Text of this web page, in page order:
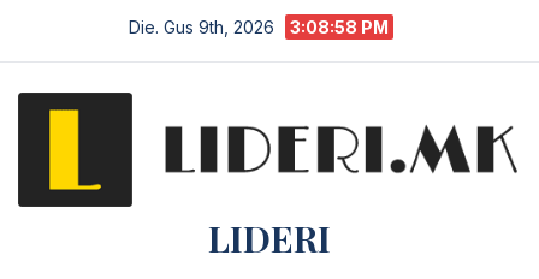
Die. Gus 9th, 2026 3:08:58 PM
LIDERI